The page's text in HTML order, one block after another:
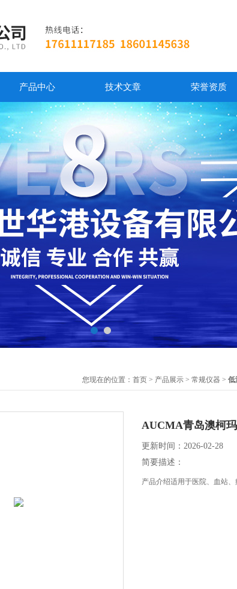
产品中心 技术文章 荣誉资质
您现在的位置： 首页 > 产品展示 > 常规仪器 > 低
AUCMA青岛澳柯
更新时间：2026-02-28
简要描述：
产品介绍适用于医院、血站